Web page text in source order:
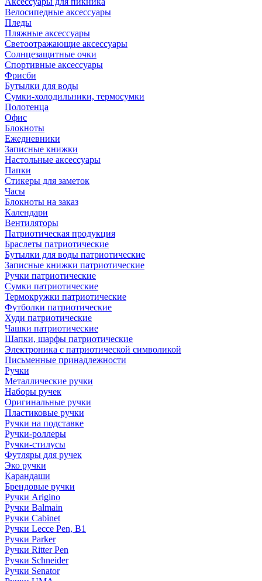
Велосипедные аксессуары
Пледы
Пляжные аксессуары
Светоотражающие аксессуары
Солнцезащитные очки
Спортивные аксессуары
Фрисби
Бутылки для воды
Сумки-холодильники, термосумки
Полотенца
Офис
Блокноты
Ежедневники
Записные книжки
Настольные аксессуары
Папки
Стикеры для заметок
Часы
Блокноты на заказ
Календари
Вентиляторы
Патриотическая продукция
Браслеты патриотические
Бутылки для воды патриотические
Записные книжки патриотические
Ручки патриотические
Сумки патриотические
Термокружки патриотические
Футболки патриотические
Худи патриотические
Чашки патриотические
Шапки, шарфы патриотические
Электроника с патриотической символикой
Письменные принадлежности
Ручки
Металлические ручки
Наборы ручек
Оригинальные ручки
Пластиковые ручки
Ручки на подставке
Ручки-роллеры
Ручки-стилусы
Футляры для ручек
Эко ручки
Карандаши
Брендовые ручки
Ручки Arigino
Ручки Balmain
Ручки Cabinet
Ручки Lecce Pen, B1
Ручки Parker
Ручки Ritter Pen
Ручки Schneider
Ручки Senator